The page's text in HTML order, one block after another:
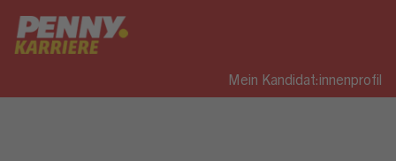
Mein Kandidat:innenprofil